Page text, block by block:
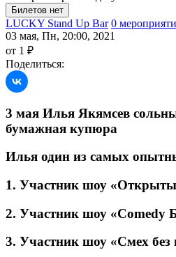
LUCKY Stand Up Bar 0
03 мая, Пн, 20:00, 2021
от 1 ₽
Поделиться:
3 мая Илья Якямсев
бумажная купюра
Илья один из самых
1. Участник шоу
2. Участник шоу «Comedy
3. Участник шоу «Смех